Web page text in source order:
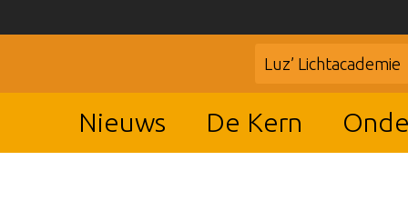
Luz’ Lichtacademie
Nieuws De Kern